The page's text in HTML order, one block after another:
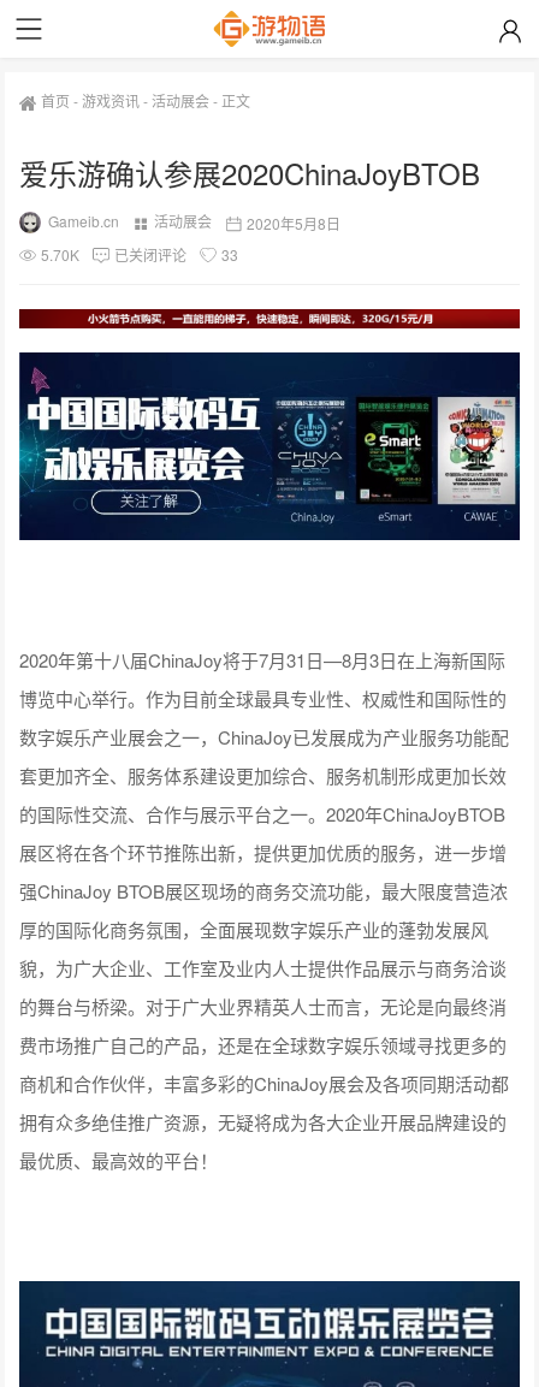
首页 -游戏资讯-活动展会- 正文
爱乐游确认参展2020ChinaJoyBTOB
Gameib.cn 活动展会
2020年5月8日
5.70K
已关闭评论 33
2020年第十八届ChinaJoy将于7月31日—8月3日在上海新国际
博览中心举行。作为目前全球最具专业性、权威性和国际性的
数字娱乐产业展会之一，ChinaJoy已发展成为产业服务功能配
套更加齐全、服务体系建设更加综合、服务机制形成更加长效
的国际性交流、合作与展示平台之一。2020年ChinaJoyBTOB
展区将在各个环节推陈出新，提供更加优质的服务，进一步增
强ChinaJoy BTOB展区现场的商务交流功能，最大限度营造浓
厚的国际化商务氛围，全面展现数字娱乐产业的蓬勃发展风
貌，为广大企业、工作室及业内人士提供作品展示与商务洽谈
的舞台与桥梁。对于广大业界精英人士而言，无论是向最终消
费市场推广自己的产品，还是在全球数字娱乐领域寻找更多的
商机和合作伙伴，丰富多彩的ChinaJoy展会及各项同期活动都
拥有众多绝佳推广资源，无疑将成为各大企业开展品牌建设的
最优质、最高效的平台！